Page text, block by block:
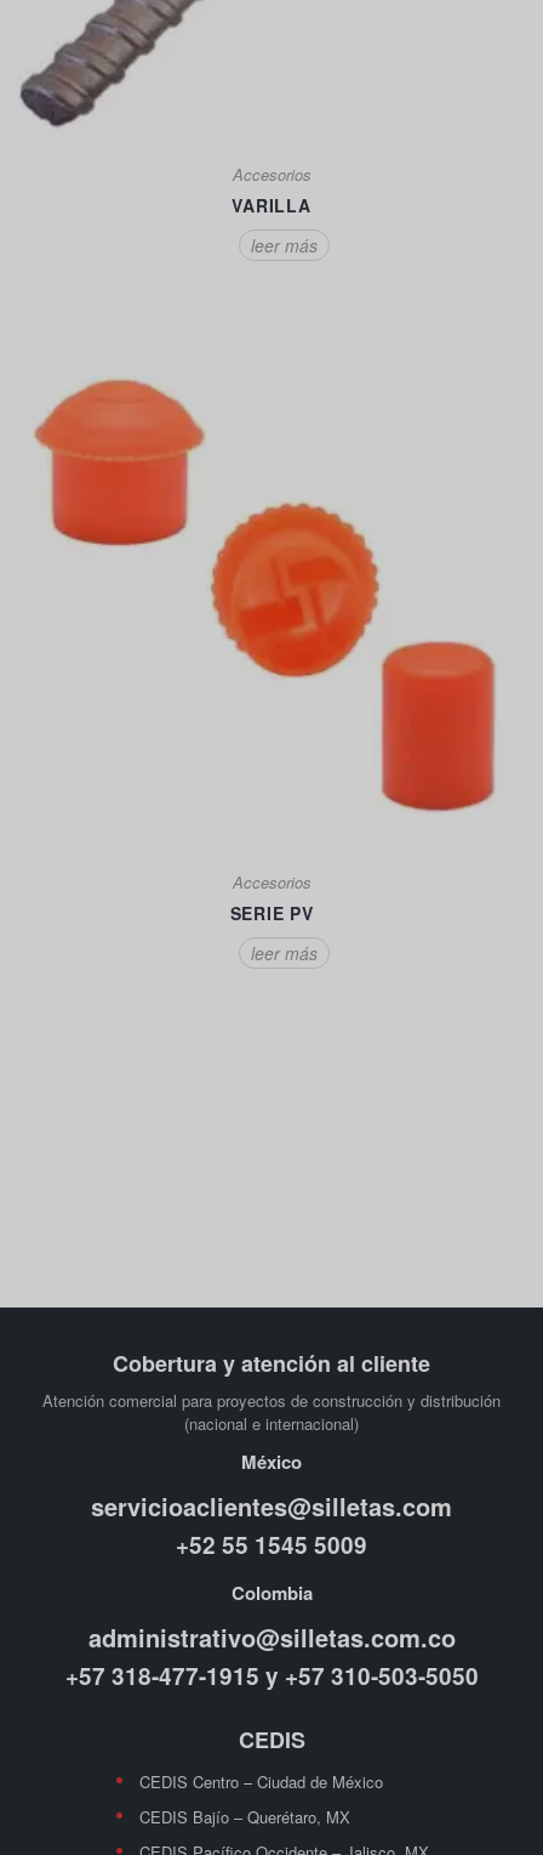
Accesorios
VARILLA
leer más
Accesorios
SERIE PV
leer más
Cobertura y atención al cliente
Atención comercial para proyectos de construcción y distribución
(nacional e internacional)
México
servicioaclientes@silletas.com
+52 55 1545 5009
Colombia
administrativo@silletas.com.co
+57 318-477-1915 y +57 310-503-5050
CEDIS
CEDIS Centro – Ciudad de México
CEDIS Bajío – Querétaro, MX